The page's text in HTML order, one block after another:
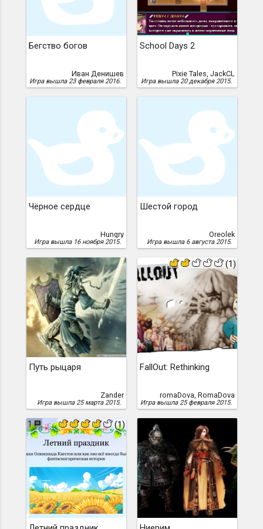
Бегство богов
Иван Денишев
Игра вышла 23 февраля 2016.
School Days 2
Pixie Tales, JackCL
Игра вышла 20 декабря 2015.
Чёрное сердце
Hungry
Игра вышла 16 ноября 2015.
Шестой город
Oreolek
Игра вышла 6 августа 2015.
Путь рыцаря
Zander
Игра вышла 25 марта 2015.
(1)
FallOut: Rethinking
romaDova, RomaDova
Игра вышла 25 февраля 2015.
1 (1)